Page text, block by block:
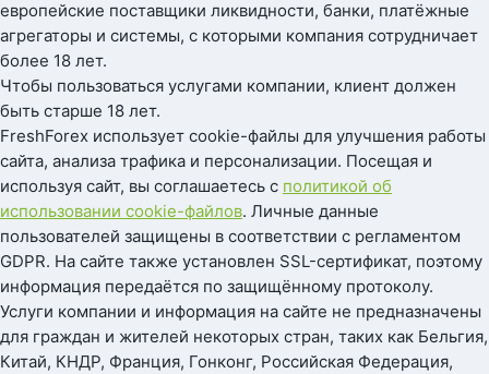
европейские поставщики ликвидности, банки, платёжные
агрегаторы и системы, с которыми компания сотрудничает
более 18 лет.
Чтобы пользоваться услугами компании, клиент должен
быть старше 18 лет.
FreshForex использует cookie-файлы для улучшения работы
сайта, анализа трафика и персонализации. Посещая и
используя сайт, вы соглашаетесь с политикой об
использовании cookie-файлов. Личные данные
пользователей защищены в соответствии с регламентом
GDPR. На сайте также установлен SSL-сертификат, поэтому
информация передаётся по защищённому протоколу.
Услуги компании и информация на сайте не предназначены
для граждан и жителей некоторых стран, таких как Бельгия,
Китай, КНДР, Франция, Гонконг, Российская Федерация,